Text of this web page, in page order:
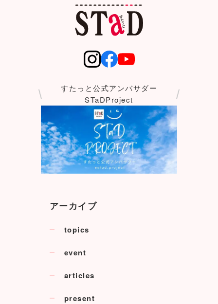
すたっと公式アンバサダー
STaDProject
アーカイブ
topics
event
articles
present